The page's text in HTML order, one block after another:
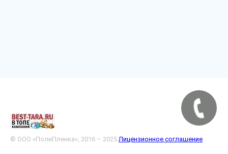
© ООО «ПолиПленка», 2016 – 2025 Лицензионное соглашение